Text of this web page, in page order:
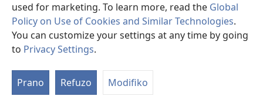
used for marketing. To learn more, read the Global
Policy on Use of Cookies and Similar Technologies.
You can customize your settings at any time by going
to Privacy Settings.
Prano Refuzo Modifiko
Copyright© 2026 Watch Tower Bible and Tract Society of Pennsylvania.
KUSHTET E PËRDORIMIT